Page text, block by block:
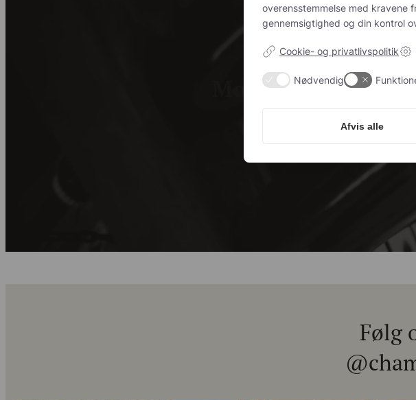
Modtag
Følg
kravene fraGoogles Business
kontrol over dine data.
Cookie- og privatlivspolitik
Nødvendig
Afvis alle